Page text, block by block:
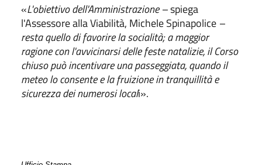
«L'obiettivo dell'Amministrazione –spiega
l'Assessore alla Viabilità, Michele Spinapolice –
resta quello di favorire la socialità; a maggior
ragione con l'avvicinarsi delle feste natalizie, il Corso
chiuso può incentivare una passeggiata, quando il
meteo lo consente e la fruizione in tranquillità e
sicurezza dei numerosi locali».